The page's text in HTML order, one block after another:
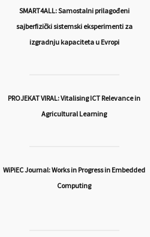
SMART4ALL: Samostalni prilagođeni
sajberfizički sistemski eksperimenti za
izgradnju kapaciteta u Evropi
PROJEKAT VIRAL: Vitalising ICT Relevance in
Agricultural Learning
WiPiEC Journal: Works in Progress in Embedded
Computing